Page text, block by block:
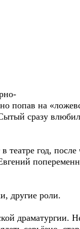
попав на
сразу
театре год, после
другие роли.
драматургии.